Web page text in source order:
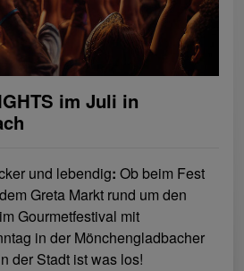
im Juli in
und lebendig: Ob beim Fest
Greta Markt rund um den
Gourmetfestival mit
in der Mönchengladbacher
der Stadt ist was los!